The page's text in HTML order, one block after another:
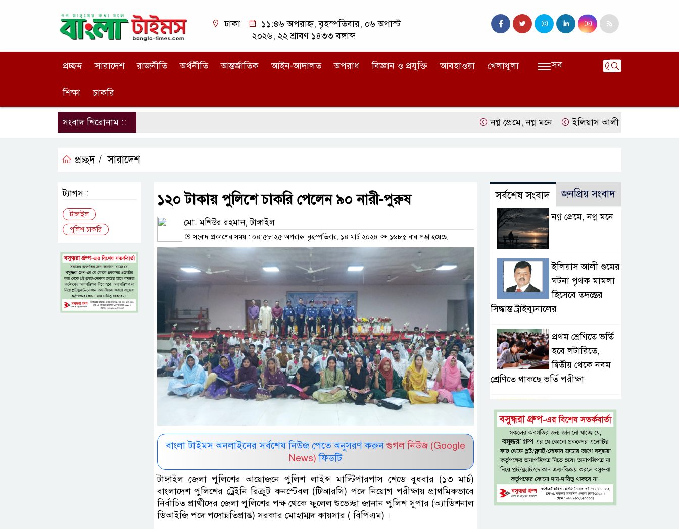
ঢাকা
১১:৪৬ অপরাহ্ন, বৃহস্পতিবার, ০৬ অগাস্ট
২০২৬, ২২ শ্রাবণ ১৪৩৩ বঙ্গাব্দ
প্রচ্ছদ্দ সারাদেশ রাজনীতি অর্থনীতি আন্তর্জাতিক আইন-আদালত অপরাধ বিজ্ঞান ও প্রযুক্তি আবহাওয়া খেলাধুলা
শিক্ষা চাকরি
সব
সংবাদ শিরোনাম :: নগ্ন প্রেমে, নগ্ন মনে ইলিয়াস আলী গুমের ঘটনা পৃথক মামলা
প্রচ্ছদ / সারাদেশ
১২০ টাকায় পুলিশে চাকরি পেলেন ৯০ নারী-পুরুষ
মো. মশিউর রহমান, টাঙ্গাইল
সংবাদ প্রকাশের সময় : ০৪:৫৮:২৫ অপরাহ্ন, বৃহস্পতিবার, ১৪ মার্চ ২০২৪ ১৬৮৫ বার পড়া হয়েছে
বাংলা টাইমস অনলাইনের সর্বশেষ নিউজ পেতে অনুসরণ করুন গুগল নিউজ (Google
News) ফিডটি
টাঙ্গাইল জেলা পুলিশের আয়োজনে পুলিশ লাইন্স মাল্টিপারপাস শেডে বুধবার (১৩ মার্চ)
বাংলাদেশ পুলিশের ট্রেইনি রিক্রুট কনস্টেবল (টিআরসি) পদে নিয়োগ পরীক্ষায় প্রাথমিকভাবে
নির্বাচিত প্রার্থীদের জেলা পুলিশের পক্ষ থেকে ফুলেল শুভেচ্ছা জানান পুলিশ সুপার (অ্যাডিশনাল
ডিআইজি পদে পদোন্নতিপ্রাপ্ত) সরকার মোহাম্মদ কায়সার ( বিপিএম) ।
ট্যাগস :
টাঙ্গাইল
পুলিশ চাকরি
সর্বশেষ সংবাদ জনপ্রিয় সংবাদ
নগ্ন প্রেমে, নগ্ন মনে
ইলিয়াস আলী গুমের
ঘটনা পৃথক মামলা
হিসেবে তদন্তের
সিদ্ধান্ত ট্রাইব্যুনালের
প্রথম শ্রেণিতে ভর্তি
হবে লটারিতে,
দ্বিতীয় থেকে নবম
শ্রেণিতে থাকছে ভর্তি পরীক্ষা
বৃদ্ধি প্রত্যাখ্যান,
নতুন মজুরি বোর্ড
গঠনের দাবি চা শ্রমিক ইউনিয়নের
টাঙ্গাইল জেলা
পরিষদের উদ্যোগে
২৩ লাখ টাকার